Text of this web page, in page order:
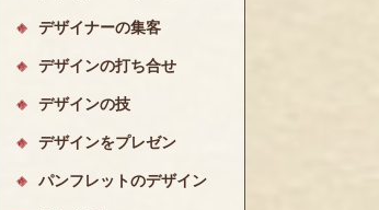
デザイナーの集客
デザインの打ち合せ
デザインの技
デザインをプレゼン
パンフレットのデザイン